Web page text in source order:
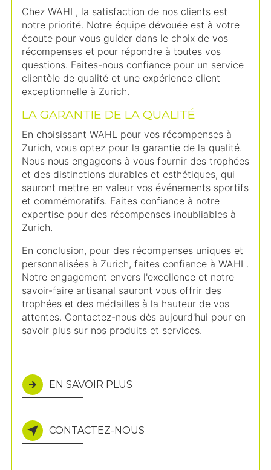
Chez WAHL, la satisfaction de nos clients est
notre priorité. Notre équipe dévouée est à votre
écoute pour vous guider dans le choix de vos
récompenses et pour répondre à toutes vos
questions. Faites-nous confiance pour un service
clientèle de qualité et une expérience client
exceptionnelle à Zurich.
LA GARANTIE DE LA QUALITÉ
En choisissant WAHL pour vos récompenses à
Zurich, vous optez pour la garantie de la qualité.
Nous nous engageons à vous fournir des trophées
et des distinctions durables et esthétiques, qui
sauront mettre en valeur vos événements sportifs
et commémoratifs. Faites confiance à notre
expertise pour des récompenses inoubliables à
Zurich.
En conclusion, pour des récompenses uniques et
personnalisées à Zurich, faites confiance à WAHL.
Notre engagement envers l'excellence et notre
savoir-faire artisanal sauront vous offrir des
trophées et des médailles à la hauteur de vos
attentes. Contactez-nous dès aujourd'hui pour en
savoir plus sur nos produits et services.
EN SAVOIR PLUS
CONTACTEZ-NOUS